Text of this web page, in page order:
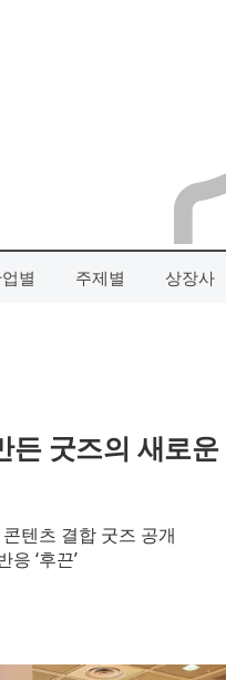
별 주제별 상장사
든 굿즈의 새로
텐츠 결합 굿즈 공개
‘후끈’